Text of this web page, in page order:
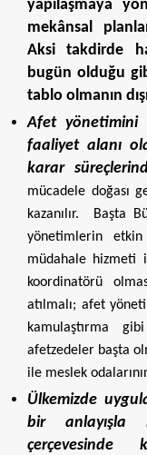
yapılaşmaya
mekânsal
Aksi takdirde
bugün olduğu
tablo olmanın
Afet yönetimini
faaliyet alanı
karar
mücadele doğası
kazanılır. Başta
yönetimlerin
müdahale hizmeti
koordinatörü
atılmalı; afet
kamulaştırma
afetzedeler başta
ile meslek
Ülkemizde
bir anlayışla
çerçevesinde